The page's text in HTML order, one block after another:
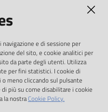
direttiva
d.lgs. 36/2006
e di sessione per
del sito, e cookie analitici per
da parte degli utenti. Utilizza
per fini statistici. I cookie di
meno cliccando sul pulsante
più su come disabilitare i cookie
la nostraCookie Policy.